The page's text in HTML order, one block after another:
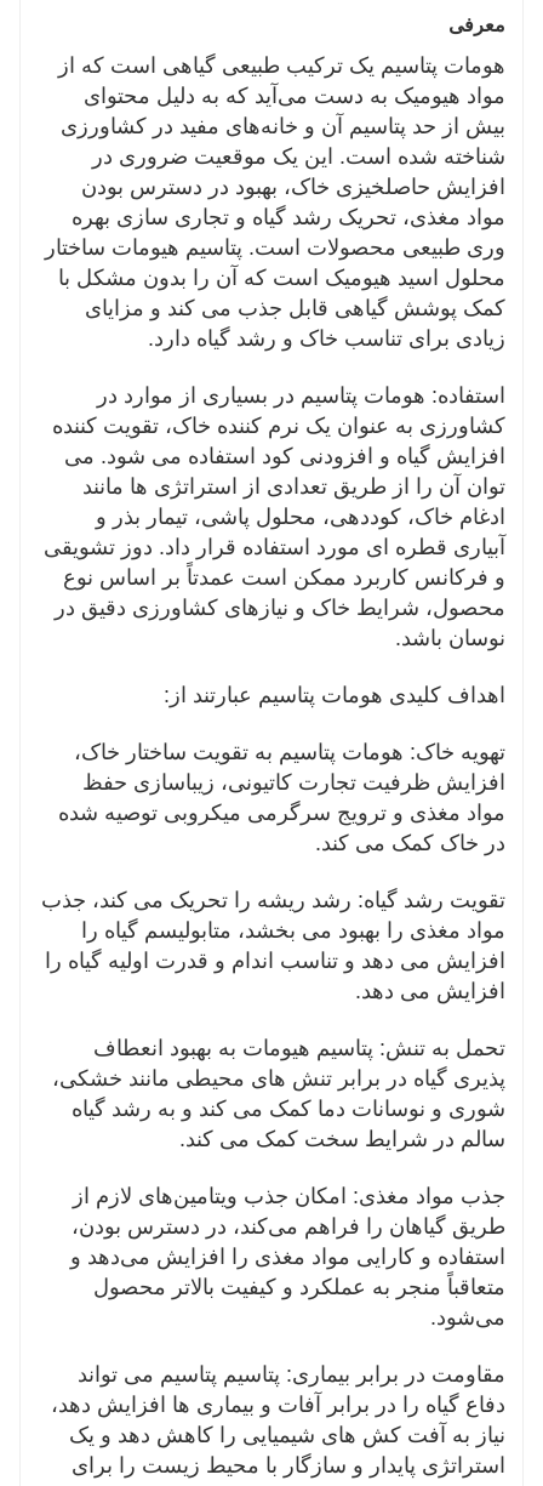
تقویت رشد گیاه: هومات پتاسیم حاوی اسیدهای هیومیک و
فولویک است که رشد گیاه را تحریک می کند، رشد ریشه را
بهبود می بخشد، کارایی جذب مواد مغذی را افزایش می دهد
و متابولیسم کلی گیاه را افزایش می دهد. این می تواند
منجر به گیاهان سالم با مقاومت بهتر در برابر تنش شود.
تحمل به تنش: پتاسیم پتاسیم می تواند به گیاهان کمک کند تا
با تنش های محیطی مختلف مانند خشکی، شوری و نوسانات
دما با افزایش انعطاف پذیری و تحمل آنها در شرایط
نامساعد مقابله کنند.
تنظیم pH: می تواند به تنظیم سطوح pH خاک، متعادل
کردن اسیدیته یا قلیاییت برای ایجاد یک محیط رشد بهینه
برای گیاهان و حمایت از دسترسی و جذب مواد مغذی کمک
کند.
مقاومت در برابر بیماری: نشان داده شده است که پتاسیم
پتاسیم دفاع گیاه در برابر آفات و بیماری ها را تحریک می
کند، نیاز به آفت کش ها و قارچ کش های شیمیایی را کاهش
می دهد و گیاهان سالم تر و مقاوم به بیماری را ترویج می
کند.
افزایش عملکرد و کیفیت: با بهبود در دسترس بودن مواد
پتاسیم پتاسیم می تواند به افزایش عملکرد محصول، بهبود
کند.
به طور کلی، هومات پتاسیم 95٪ محلول طیف وسیعی از
مزایایی را ارائه می دهد که می تواند به بهینه سازی سلامت
شیوه ای پایدار و کارآمد کمک کند.
معرفی
هومات پتاسیم یک ترکیب طبیعی گیاهی است که از
مواد هیومیک به دست می‌آید که به دلیل محتوای
بیش از حد پتاسیم آن و خانه‌های مفید در کشاورزی
شناخته شده است. این یک موقعیت ضروری در
افزایش حاصلخیزی خاک، بهبود در دسترس بودن
مواد مغذی، تحریک رشد گیاه و تجاری سازی بهره
وری طبیعی محصولات است. پتاسیم هیومات ساختار
محلول اسید هیومیک است که آن را بدون مشکل با
کمک پوشش گیاهی قابل جذب می کند و مزایای
زیادی برای تناسب خاک و رشد گیاه دارد.
استفاده: هومات پتاسیم در بسیاری از موارد در
کشاورزی به عنوان یک نرم کننده خاک، تقویت کننده
افزایش گیاه و افزودنی کود استفاده می شود. می
توان آن را از طریق تعدادی از استراتژی ها مانند
ادغام خاک، کوددهی، محلول پاشی، تیمار بذر و
آبیاری قطره ای مورد استفاده قرار داد. دوز تشویقی
و فرکانس کاربرد ممکن است عمدتاً بر اساس نوع
محصول، شرایط خاک و نیازهای کشاورزی دقیق در
نوسان باشد.
اهداف کلیدی هومات پتاسیم عبارتند از:
تهویه خاک: هومات پتاسیم به تقویت ساختار خاک،
افزایش ظرفیت تجارت کاتیونی، زیباسازی حفظ
مواد مغذی و ترویج سرگرمی میکروبی توصیه شده
در خاک کمک می کند.
تقویت رشد گیاه: رشد ریشه را تحریک می کند، جذب
مواد مغذی را بهبود می بخشد، متابولیسم گیاه را
افزایش می دهد و تناسب اندام و قدرت اولیه گیاه را
افزایش می دهد.
تحمل به تنش: پتاسیم هیومات به بهبود انعطاف
پذیری گیاه در برابر تنش های محیطی مانند خشکی،
شوری و نوسانات دما کمک می کند و به رشد گیاه
سالم در شرایط سخت کمک می کند.
جذب مواد مغذی: امکان جذب ویتامین‌های لازم از
طریق گیاهان را فراهم می‌کند، در دسترس بودن،
استفاده و کارایی مواد مغذی را افزایش می‌دهد و
متعاقباً منجر به عملکرد و کیفیت بالاتر محصول
می‌شود.
مقاومت در برابر بیماری: پتاسیم پتاسیم می تواند
دفاع گیاه را در برابر آفات و بیماری ها افزایش دهد،
نیاز به آفت کش های شیمیایی را کاهش دهد و یک
استراتژی پایدار و سازگار با محیط زیست را برای